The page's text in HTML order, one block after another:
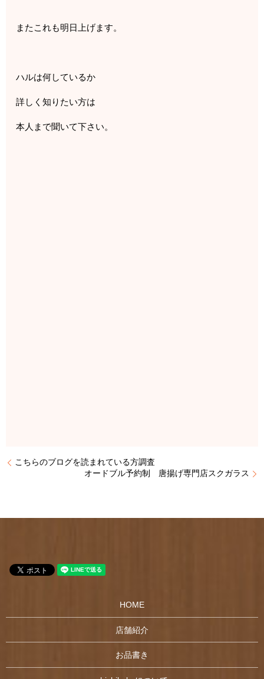
またこれも明日上げます。
ハルは何しているか
詳しく知りたい方は
本人まで聞いて下さい。
こちらのブログを読まれている方調査
オードブル予約制 唐揚げ専門店スクガラス
HOME
店舗紹介
お品書き